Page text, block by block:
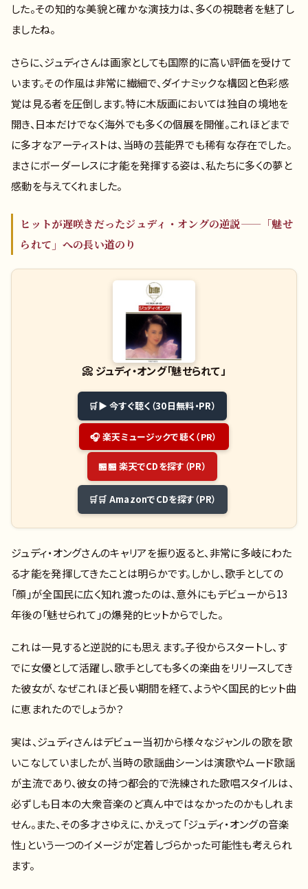
した。その知的な美貌と確かな演技力は、多くの視聴者を魅了し
ましたね。
さらに、ジュディさんは画家としても国際的に高い評価を受けて
います。その作風は非常に繊細で、ダイナミックな構図と色彩感
覚は見る者を圧倒します。特に木版画においては独自の境地を
開き、日本だけでなく海外でも多くの個展を開催。これほどまで
に多才なアーティストは、当時の芸能界でも稀有な存在でした。
まさにボーダーレスに才能を発揮する姿は、私たちに多くの夢と
感動を与えてくれました。
ヒットが遅咲きだったジュディ・オングの逆説——「魅せ
られて」への長い道のり
📀 ジュディ・オング「魅せられて」
▶ 今すぐ聴く（30日無料・PR）
🎧 楽天ミュージックで聴く（PR）
🏪 楽天でCDを探す（PR）
🛒 AmazonでCDを探す（PR）
ジュディ・オングさんのキャリアを振り返ると、非常に多岐にわた
る才能を発揮してきたことは明らかです。しかし、歌手としての
「顔」が全国民に広く知れ渡ったのは、意外にもデビューから13
年後の「魅せられて」の爆発的ヒットからでした。
これは一見すると逆説的にも思えます。子役からスタートし、す
でに女優として活躍し、歌手としても多くの楽曲をリリースしてき
た彼女が、なぜこれほど長い期間を経て、ようやく国民的ヒット曲
に恵まれたのでしょうか？
実は、ジュディさんはデビュー当初から様々なジャンルの歌を歌
いこなしていましたが、当時の歌謡曲シーンは演歌やムード歌謡
が主流であり、彼女の持つ都会的で洗練された歌唱スタイルは、
必ずしも日本の大衆音楽のど真ん中ではなかったのかもしれま
せん。また、その多才さゆえに、かえって「ジュディ・オングの音楽
性」という一つのイメージが定着しづらかった可能性も考えられ
ます。